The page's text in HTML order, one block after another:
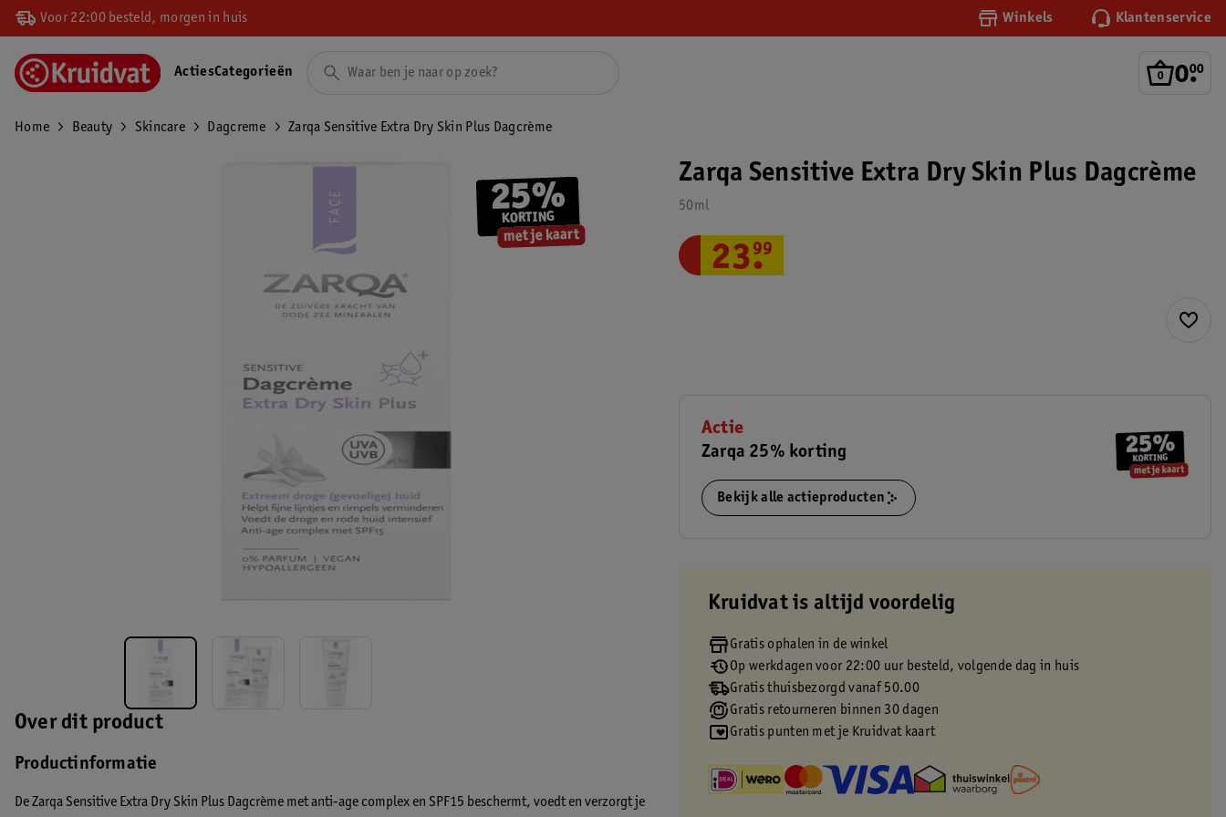
Voor 22:00 besteld, morgen in huis Winkels Klantenservice
0.
00
ActiesCategorieën
Home Beauty Skincare Dagcreme Zarqa Sensitive Extra Dry Skin Plus Dagcrème
Over dit product
Productinformatie
De Zarqa Sensitive Extra Dry Skin Plus Dagcrème met anti-age complex en SPF15 beschermt, voedt en verzorgt je
Zarqa Sensitive Extra Dry Skin Plus Dagcrème
50ml
23.
99
Actie
Zarqa 25% korting
Bekijk alle actieproducten
Kruidvat is altijd voordelig
Gratis ophalen in de winkel
Op werkdagen voor 22:00 uur besteld, volgende dag in huis
Gratis thuisbezorgd vanaf 50.00
Gratis retourneren binnen 30 dagen
Gratis punten met je Kruidvat kaart